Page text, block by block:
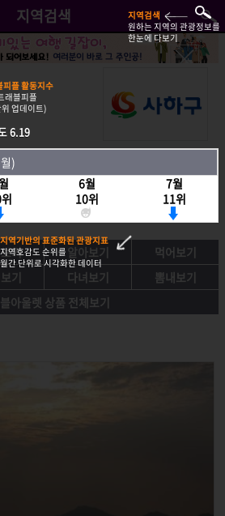
지역검색
6.19
)
6월
10위
7월
11위
기 알아보기
먹어보기
기 다녀보기
뽐내보기
아울렛 상품 전체보기
6.19
)
6월
10위
7월
11위
지역검색
원하는 지역의 관광정보를
한눈에 다보기
피플 활동지수
래블피플
업데이트)
지역기반의 표준화된 관광지표
지역호감도 순위를
월간 단위로 시각화한 데이터